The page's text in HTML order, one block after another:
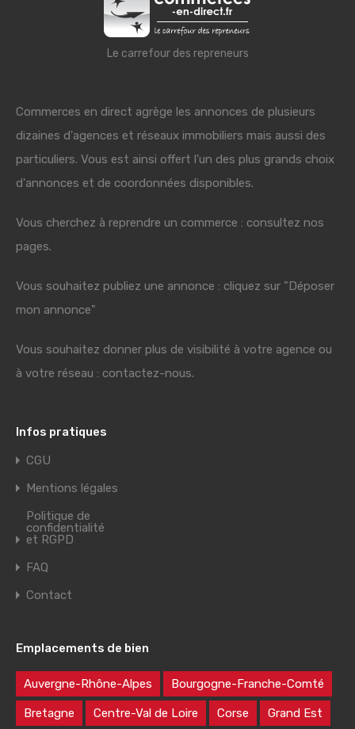
Le carrefour des repreneurs
Commerces en direct agrège les annonces de plusieurs
dizaines d'agences et réseaux immobiliers mais aussi des
particuliers. Vous est ainsi offert l'un des plus grands choix
d'annonces et de coordonnées disponibles.
Vous cherchez à reprendre un commerce : consultez nos
pages.
Vous souhaitez publiez une annonce : cliquez sur "Déposer
mon annonce"
Vous souhaitez donner plus de visibilité à votre agence ou
à votre réseau : contactez-nous.
Infos pratiques
CGU
Mentions légales
Politique de
confidentialité
et RGPD
FAQ
Contact
Emplacements de bien
Auvergne-Rhône-Alpes Bourgogne-Franche-Comté
Bretagne Centre-Val de Loire Corse Grand Est